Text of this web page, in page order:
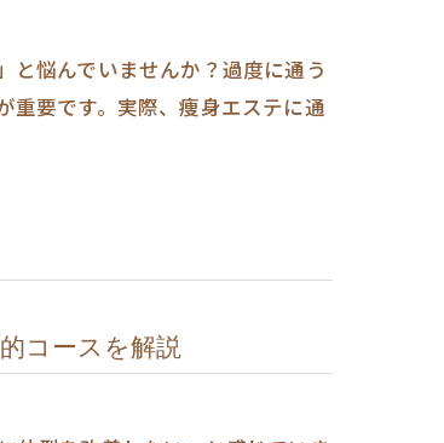
と悩んでいませんか？過度に通う
重要です。実際、痩身エステに通
コースを解説